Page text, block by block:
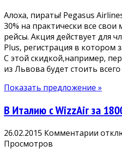
Алоха, пираты! Pegasus
30% на практически все
рейсы. Акция действует для
Plus, регистрация в
С этой скидкой,например,
из Львова будет стоить всего
Показать предложение »
В Италию c WizzAir за
26.02.2015 Комментарии к
Просмотров